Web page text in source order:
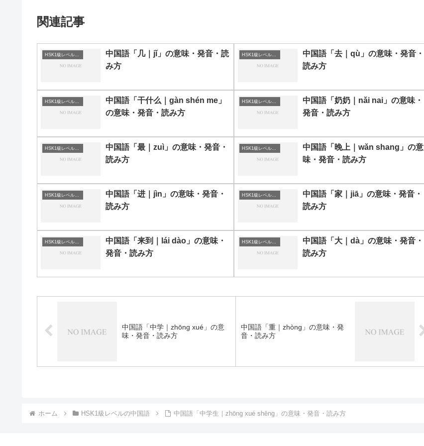
関連記事
中国語「几｜jǐ」の意味・発音・読
み方
中国語「去｜qù」の意味・発音・
読み方
中国語「干什么｜gàn shén me」
の意味・発音・読み方
中国語「奶奶｜nǎi nai」の意味・
発音・読み方
中国語「最｜zuì」の意味・発音・
読み方
中国語「晚上｜wǎn shang」の意
味・発音・読み方
中国語「进｜jìn」の意味・発音・
読み方
中国語「家｜jiā」の意味・発音・
読み方
中国語「来到｜lái dào」の意味・
発音・読み方
中国語「大｜dà」の意味・発音・
読み方
中国語「中学｜zhōng xué」の意
味・発音・読み方
中国語「重｜zhòng」の意味・発
音・読み方
ホーム HSK1級レベルの中国語 中国語「中学生｜zhōng xué shēng」の意味・発音・読み方